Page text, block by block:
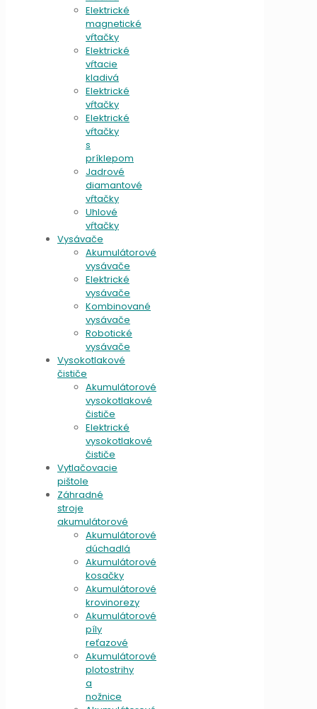
Elektrické
magnetické
vŕtačky
Elektrické
vŕtacie
kladivá
Elektrické
vŕtačky
Elektrické
vŕtačky
s
príklepom
Jadrové
diamantové
vŕtačky
Uhlové
vŕtačky
Vysávače
Akumulátorové
vysávače
Elektrické
vysávače
Kombinované
vysávače
Robotické
vysávače
Vysokotlakové
čističe
Akumulátorové
vysokotlakové
čističe
Elektrické
vysokotlakové
čističe
Vytlačovacie
pištole
Záhradné
stroje
akumulátorové
Akumulátorové
dúchadlá
Akumulátorové
kosačky
Akumulátorové
krovinorezy
Akumulátorové
píly
reťazové
Akumulátorové
plotostrihy
a
nožnice